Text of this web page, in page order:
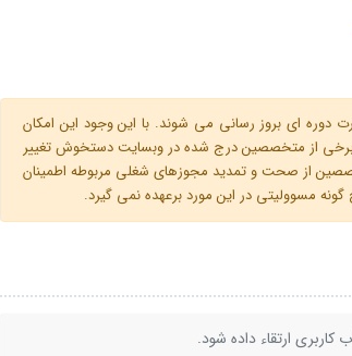
ای بروز رسانی می شوند. با این وجود این امکان
از متخصصین درج شده در وبسایت دستخوش تغییر
از صحت و تمدید مجوزهای شغلی مربوطه اطمینان
مسوولیتی در این مورد برعهده نمی گیرد.
ارتقاء داده شود.